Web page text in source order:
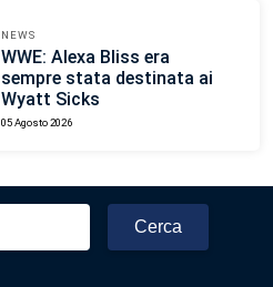
NEWS
WWE: Alexa Bliss era
sempre stata destinata ai
Wyatt Sicks
05 Agosto 2026